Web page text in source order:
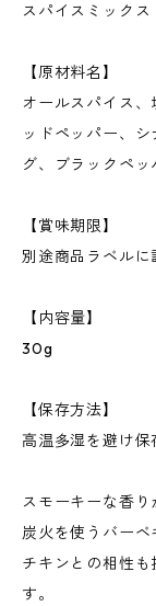
スパイスミックス
【原材料名】
オールスパイス
ッドペッパー、
グ、ブラックペッ
【賞味期限】
別途商品ラベルに
【内容量】
30g
【保存方法】
高温多湿を避け保
スモーキーな香り
炭火を使うバーベ
チキンとの相性
す。